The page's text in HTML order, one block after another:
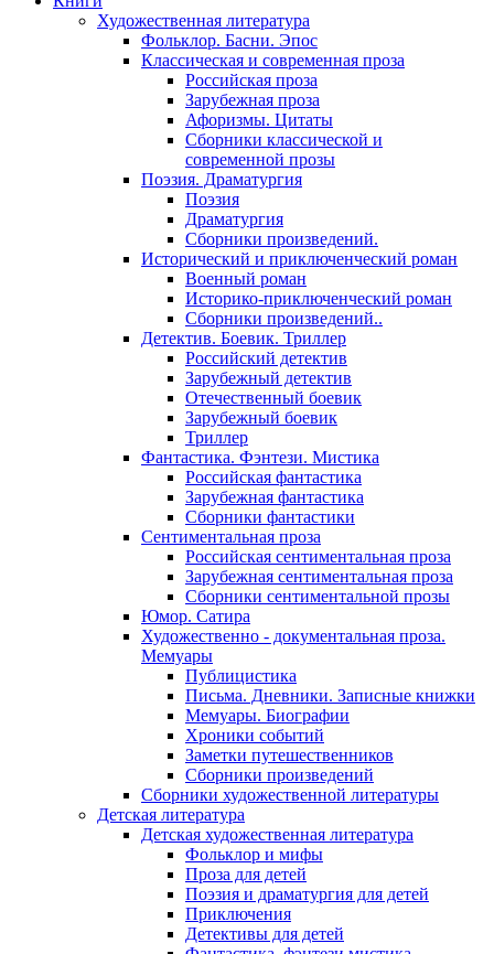
Художественная литература
Фольклор. Басни. Эпос
Классическая и современная проза
Российская проза
Зарубежная проза
Афоризмы. Цитаты
Сборники классической и
современной прозы
Поэзия. Драматургия
Поэзия
Драматургия
Сборники произведений.
Исторический и приключенческий роман
Военный роман
Историко-приключенческий роман
Сборники произведений..
Детектив. Боевик. Триллер
Российский детектив
Зарубежный детектив
Отечественный боевик
Зарубежный боевик
Триллер
Фантастика. Фэнтези. Мистика
Российская фантастика
Зарубежная фантастика
Сборники фантастики
Сентиментальная проза
Российская сентиментальная проза
Зарубежная сентиментальная проза
Сборники сентиментальной прозы
Юмор. Сатира
Художественно - документальная проза.
Мемуары
Публицистика
Письма. Дневники. Записные книжки
Мемуары. Биографии
Хроники событий
Заметки путешественников
Сборники произведений
Сборники художественной литературы
Детская литература
Детская художественная литература
Фольклор и мифы
Проза для детей
Поэзия и драматургия для детей
Приключения
Детективы для детей